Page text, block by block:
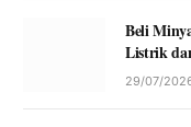
Beli
Listrik
29/07/